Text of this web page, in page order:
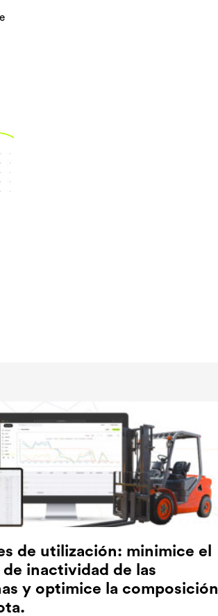
de utilización: minimice el
inactividad de las
y optimice la composición